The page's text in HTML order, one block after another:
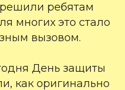
ребятам
многих это стало
вызовом.
День защиты
как оригинально